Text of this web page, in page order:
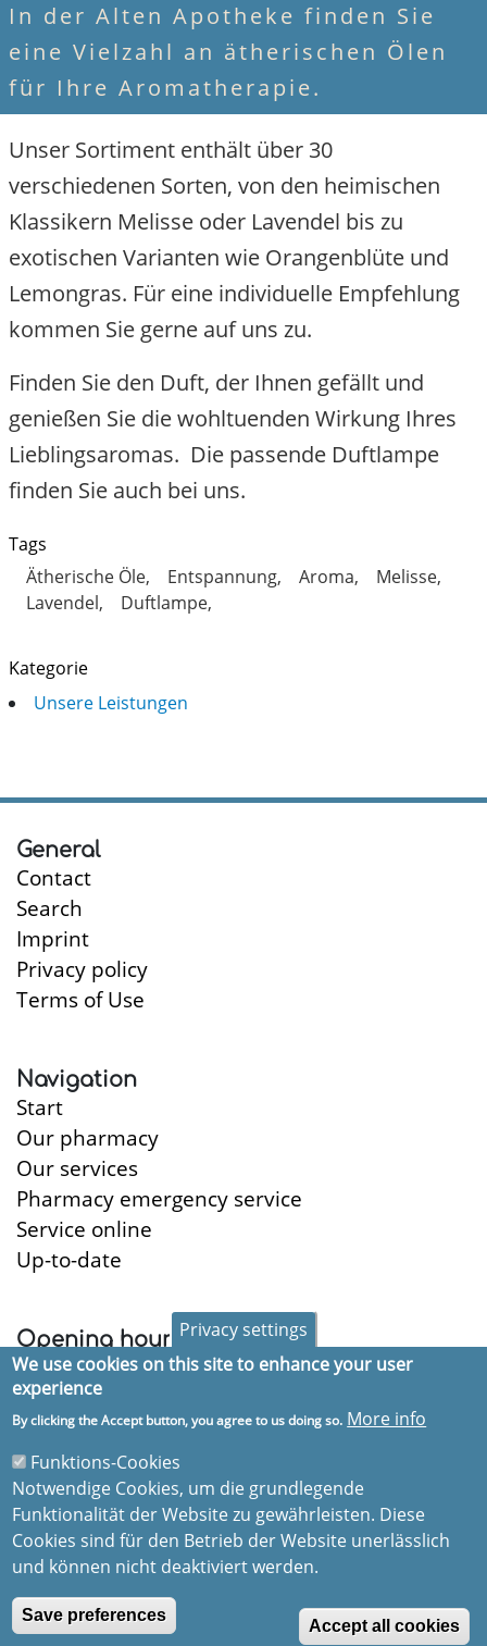
Error
message
Malformed inline YAML string: 'Nachricht
senden‘ at line 21.
In der Alten Apotheke finden Sie
eine Vielzahl an ätherischen Ölen
für Ihre Aromatherapie.
Unser Sortiment enthält über 30
verschiedenen Sorten, von den heimischen
Klassikern Melisse oder Lavendel bis zu
exotischen Varianten wie Orangenblüte und
Lemongras. Für eine individuelle Empfehlung
kommen Sie gerne auf uns zu.
Finden Sie den Duft, der Ihnen gefällt und
genießen Sie die wohltuenden Wirkung Ihres
Lieblingsaromas. Die passende Duftlampe
finden Sie auch bei uns.
Tags
Ätherische Öle
Entspannung Aroma
Melisse
Lavendel
Duftlampe
Kategorie
Unsere Leistungen
General
Contact
Search
Imprint
Privacy policy
Terms of Use
Navigation
Start
Our pharmacy
Our services
Pharmacy emergency service
Service online
Up-to-date
Opening hours
Monday:
8:30-18:30
Tuesday:
Wednesday:
8:30-18:30
Thursday:
8:30-18:30
Friday:
8:30-18:30
Saturday:
8:30-13:00
© Alte Apotheke
Privacy settings
We use cookies on this site to enhance your user
experience
By clicking the Accept button, you agree to us doing so. More info
Funktions-Cookies
Notwendige Cookies, um die grundlegende
Funktionalität der Website zu gewährleisten. Diese
Cookies sind für den Betrieb der Website unerlässlich
und können nicht deaktiviert werden.
Save preferences
Accept all cookies